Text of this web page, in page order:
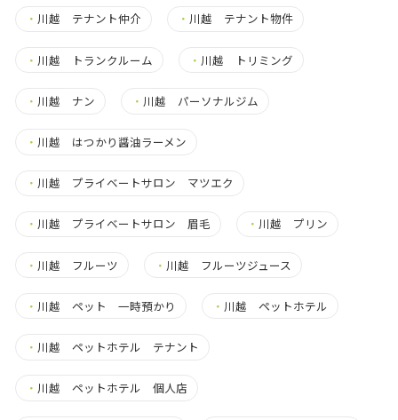
・ 川越 テナント仲介 ・ 川越 テナント物件
・ 川越 トランクルーム ・ 川越 トリミング
・ 川越 ナン ・ 川越 パーソナルジム
・ 川越 はつかり醤油ラーメン
・ 川越 プライベートサロン マツエク
・ 川越 プライベートサロン 眉毛 ・ 川越 プリン
・ 川越 フルーツ ・ 川越 フルーツジュース
・ 川越 ペット 一時預かり ・ 川越 ペットホテル
・ 川越 ペットホテル テナント
・ 川越 ペットホテル 個人店